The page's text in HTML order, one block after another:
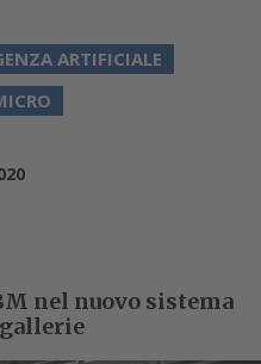
ARTIFICIALE
nel nuovo sistema